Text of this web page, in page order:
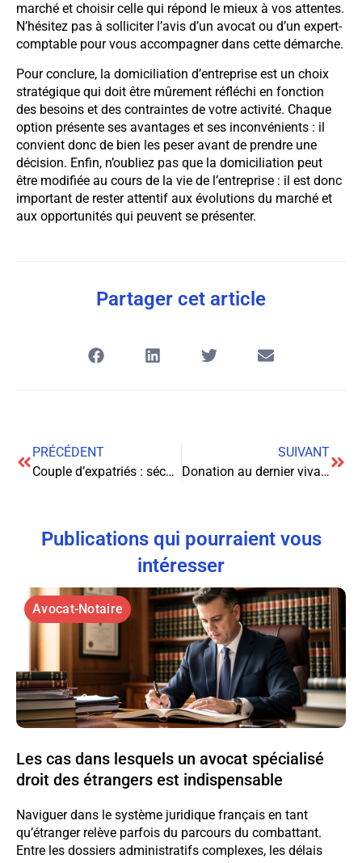
marché et choisir celle qui répond le mieux à vos attentes.
N’hésitez pas à solliciter l’avis d’un avocat ou d’un expert-
comptable pour vous accompagner dans cette démarche.
Pour conclure, la domiciliation d’entreprise est un choix
stratégique qui doit être mûrement réfléchi en fonction
des besoins et des contraintes de votre activité. Chaque
option présente ses avantages et ses inconvénients : il
convient donc de bien les peser avant de prendre une
décision. Enfin, n’oubliez pas que la domiciliation peut
être modifiée au cours de la vie de l’entreprise : il est donc
important de rester attentif aux évolutions du marché et
aux opportunités qui peuvent se présenter.
Partager cet article
PRÉCÉDENT
Couple d’expatriés : sécurisez votre patrimoine !
SUIVANT
Donation au dernier vivant : tout ce que vous devez savoir
Publications qui pourraient vous
intéresser
Avocat-Notaire
Les cas dans lesquels un avocat spécialisé
droit des étrangers est indispensable
Naviguer dans le système juridique français en tant
qu’étranger relève parfois du parcours du combattant.
Entre les dossiers administratifs complexes, les délais